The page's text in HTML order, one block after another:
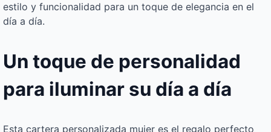
estilo y funcionalidad para un toque de elegancia en el
día a día.
Un toque de personalidad
para iluminar su día a día
Esta cartera personalizada mujer es el regalo perfecto